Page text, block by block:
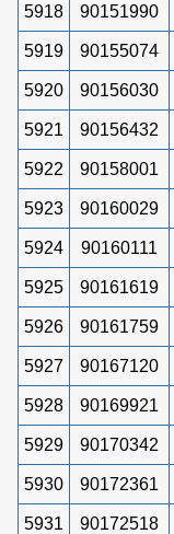
5918 90151990
5919 90155074
5920 90156030
5921 90156432
5922 90158001
5923 90160029
5924 90160111
5925 90161619
5926 90161759
5927 90167120
5928 90169921
5929 90170342
5930 90172361
5931 90172518